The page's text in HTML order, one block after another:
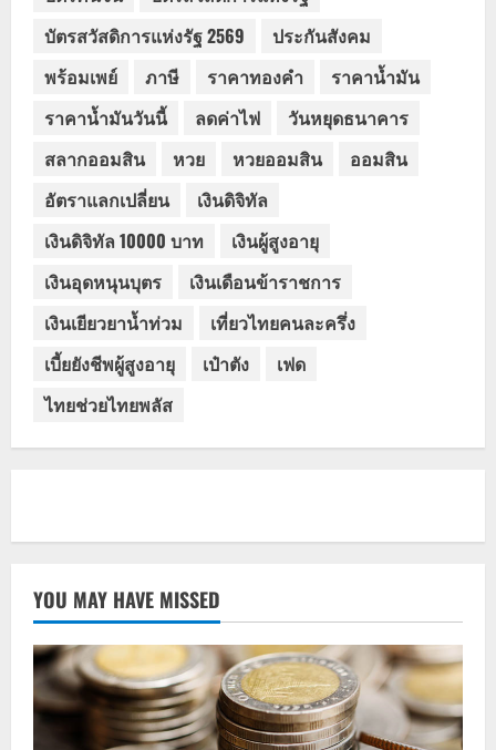
บัตรสวัสดิการแห่งรัฐ 2569
ประกันสังคม
พร้อมเพย์
ภาษี ราคาทองคำ
ราคาน้ำมัน
ราคาน้ำมันวันนี้
ลดค่าไฟ
วันหยุดธนาคาร
สลากออมสิน
หวย หวยออมสิน
ออมสิน
อัตราแลกเปลี่ยน
เงินดิจิทัล
เงินดิจิทัล 10000 บาท
เงินผู้สูงอายุ
เงินอุดหนุนบุตร
เงินเดือนข้าราชการ
เงินเยียวยาน้ำท่วม
เที่ยวไทยคนละครึ่ง
เบี้ยยังชีพผู้สูงอายุ
เป๋าตัง
เฟด
ไทยช่วยไทยพลัส
YOU MAY HAVE MISSED